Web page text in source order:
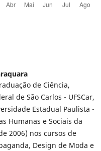
de Ciência,
de São Carlos - UFSCar,
Estadual Paulista -
Humanas e Sociais da
2006) nos cursos de
Design de Moda e